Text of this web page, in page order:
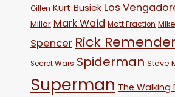
Gillen Kurt Busiek Los
Millar Mark Waid Matt Fraction
Spencer Rick Remender
Secret Wars Spiderman Steve
Superman The Walking